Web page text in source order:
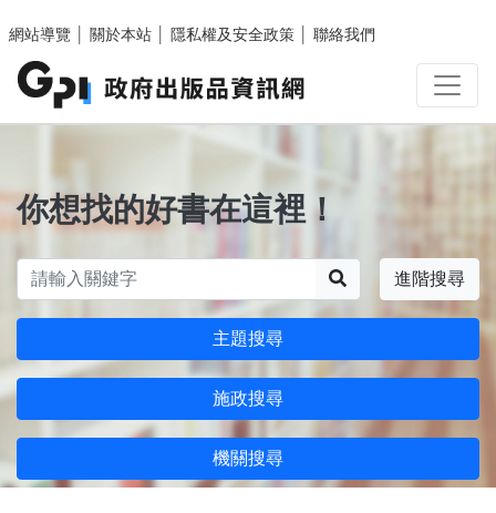
網站導覽
關於本站 隱私權及安全政策 聯絡我們
你想找的好書在這裡！
進階搜尋
主題搜尋
施政搜尋
機關搜尋